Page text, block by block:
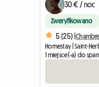
30 € / noc
Zweryfikowano
5 (25) |Chambre
Homestay | Saint-
1 miejsce(-a) do